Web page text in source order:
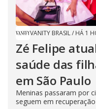
VANITY BRASIL/ HÁ 1
Zé Felipe
saúde das
em São Paulo
Meninas passaram por
seguem em